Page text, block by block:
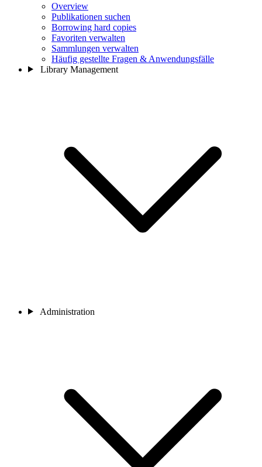
Overview
Publikationen suchen
Borrowing hard copies
Favoriten verwalten
Sammlungen verwalten
Häufig gestellte Fragen & Anwendungsfälle
Library Management
Administration